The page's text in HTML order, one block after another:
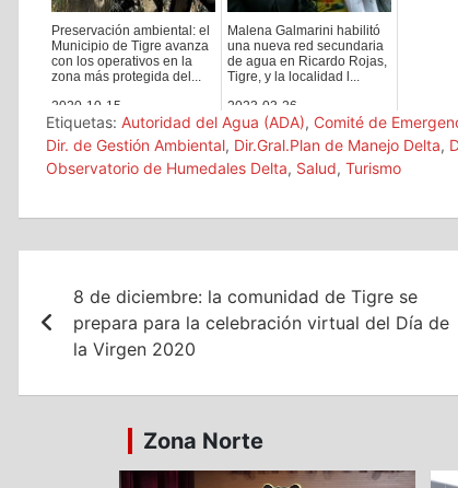
Preservación ambiental: el
Municipio de Tigre avanza
con los operativos en la
zona más protegida del...
2020-10-15
Malena Galmarini habilitó
una nueva red secundaria
de agua en Ricardo Rojas,
Tigre, y la localidad l...
2023-03-26
Etiquetas: Autoridad del Agua (ADA), Comité de
Dir. de Gestión Ambiental, Dir.Gral.Plan de Manejo Delta,
Observatorio de Humedales Delta, Salud, Turismo
de
entradas
8 de diciembre: la comunidad de Tigre se
prepara para la celebración virtual del Día de
la Virgen 2020
Zona Norte